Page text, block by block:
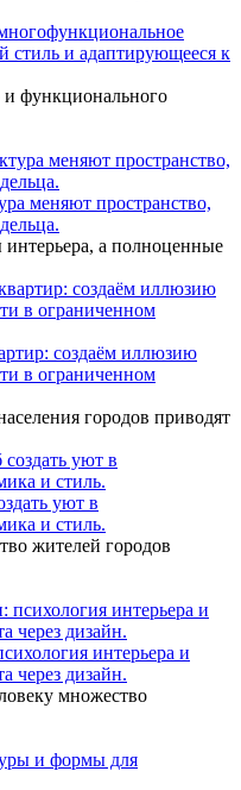
стиль и адаптирующееся к
и функционального
меняют пространство,
а полноценные
создаём иллюзию
в ограниченном
городов приводят
уют в
и стиль.
жителей городов
интерьера и
через дизайн.
множество